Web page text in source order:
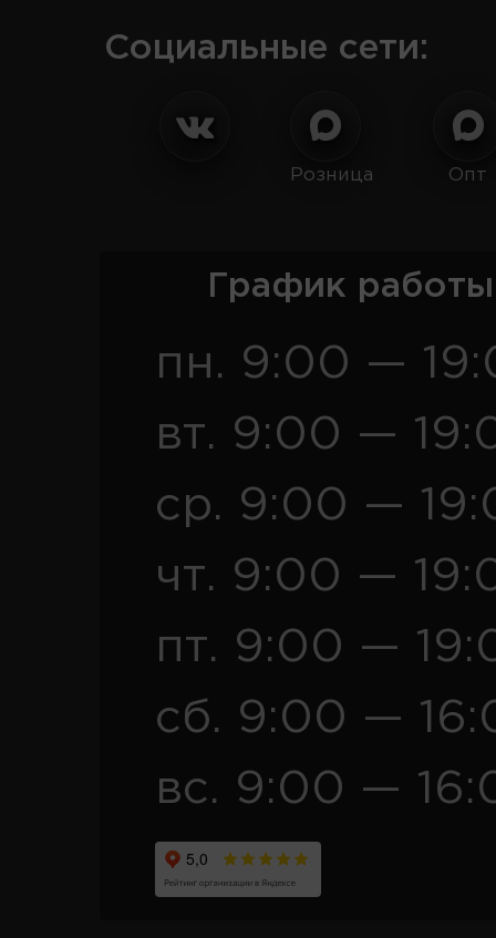
Социальные сети:
Розница Опт
График
пн. 9:00 —
вт. 9:00 —
ср. 9:00 —
чт. 9:00 —
пт. 9:00 —
сб. 9:00 —
вс. 9:00 —